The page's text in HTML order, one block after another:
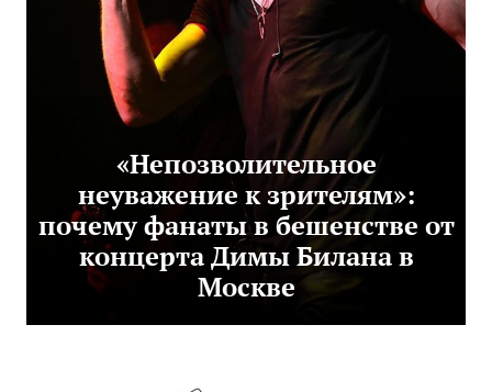
«Непозволительное
неуважение к зрителям»:
почему фанаты в бешенстве от
концерта Димы Билана в
Москве